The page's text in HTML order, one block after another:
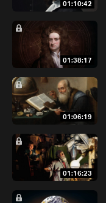
01:10:42
01:38:17
01:06:19
01:16:23